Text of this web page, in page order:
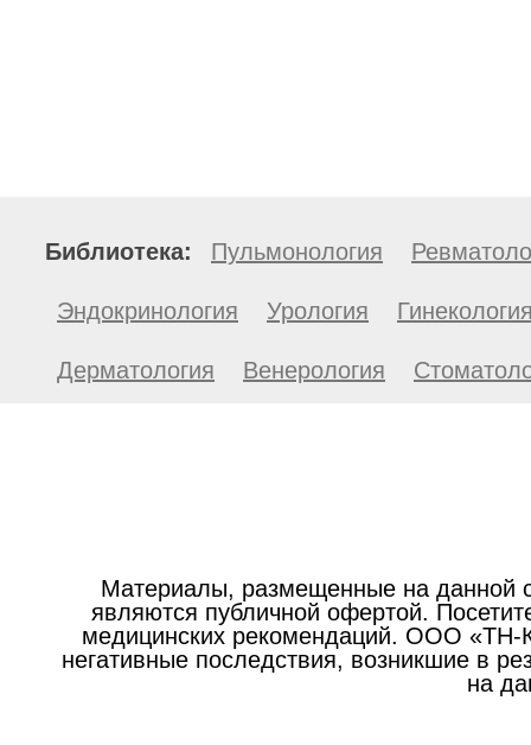
Библиотека: Пульмонология
Эндокринология Урология
Дерматология Венерология
Материалы, размещенные на данной
являются публичной офертой.
медицинских рекомендаций. ООО «ТН-
негативные последствия, возникшие в
на